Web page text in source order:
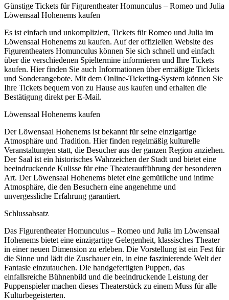
Günstige Tickets für Figurentheater Homunculus – Romeo und Julia
Löwensaal Hohenems kaufen
Es ist einfach und unkompliziert, Tickets für Romeo und Julia im
Löwensaal Hohenems zu kaufen. Auf der offiziellen Website des
Figurentheaters Homunculus können Sie sich schnell und einfach
über die verschiedenen Spieltermine informieren und Ihre Tickets
kaufen. Hier finden Sie auch Informationen über ermäßigte Tickets
und Sonderangebote. Mit dem Online-Ticketing-System können Sie
Ihre Tickets bequem von zu Hause aus kaufen und erhalten die
Bestätigung direkt per E-Mail.
Löwensaal Hohenems kaufen
Der Löwensaal Hohenems ist bekannt für seine einzigartige
Atmosphäre und Tradition. Hier finden regelmäßig kulturelle
Veranstaltungen statt, die Besucher aus der ganzen Region anziehen.
Der Saal ist ein historisches Wahrzeichen der Stadt und bietet eine
beeindruckende Kulisse für eine Theateraufführung der besonderen
Art. Der Löwensaal Hohenems bietet eine gemütliche und intime
Atmosphäre, die den Besuchern eine angenehme und
unvergessliche Erfahrung garantiert.
Schlussabsatz
Das Figurentheater Homunculus – Romeo und Julia im Löwensaal
Hohenems bietet eine einzigartige Gelegenheit, klassisches Theater
in einer neuen Dimension zu erleben. Die Vorstellung ist ein Fest für
die Sinne und lädt die Zuschauer ein, in eine faszinierende Welt der
Fantasie einzutauchen. Die handgefertigten Puppen, das
einfallsreiche Bühnenbild und die beeindruckende Leistung der
Puppenspieler machen dieses Theaterstück zu einem Muss für alle
Kulturbegeisterten.